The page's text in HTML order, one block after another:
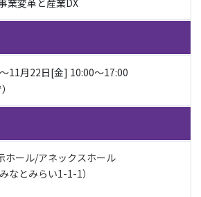
11月22日[金] 10:00〜17:00
ール/アネックスホール
なとみらい1-1-1）